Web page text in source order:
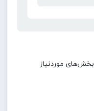
بخش‌های موردنیاز